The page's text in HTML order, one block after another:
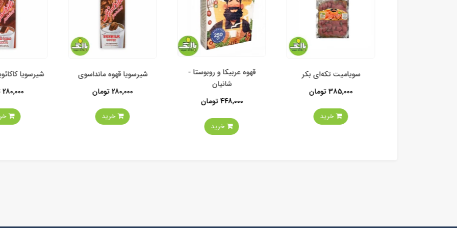
سویامیت تکه‌ای بکر
385,000 تومان
خرید
قهوه عربیکا و روبوستا -
شانیان
448,000 تومان
خرید
شیرسویا قهوه مانداسوی
280,000 تومان
خرید
شیرسویا
280,000 تومان
خرید